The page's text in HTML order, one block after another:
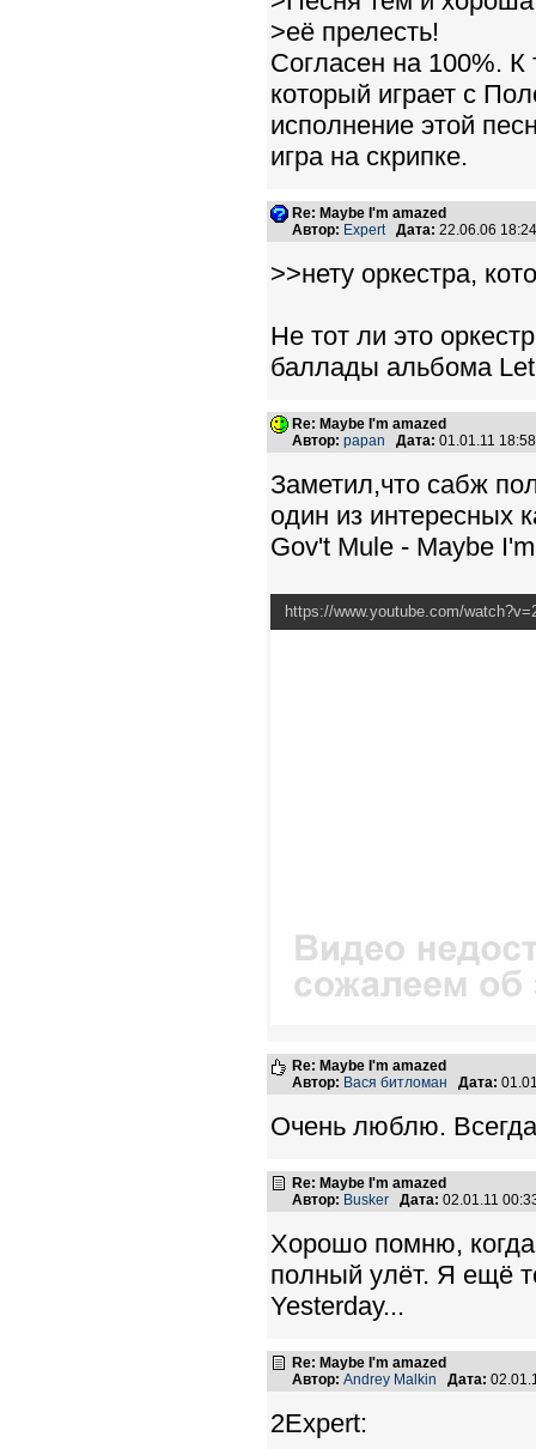
>её прелесть!
Согласен на 100%. К
который играет с
исполнение этой
игра на скрипке.
Re: Maybe I'm amazed
Автор: Expert Дата: 22.06.06
>>нету оркестра,
Не тот ли это
баллады альбома
Re: Maybe I'm amazed
Автор: papan Дата: 01.01.11
Заметил,что сабж
один из интересных
Gov't Mule - Maybe
https://www.youtube.com/
Re: Maybe I'm amazed
Автор: Вася битломан Дата:
Очень люблю.
Re: Maybe I'm amazed
Автор: Busker Дата: 02.01.11
Хорошо помню,
полный улёт. Я ещё
Yesterday...
Re: Maybe I'm amazed
Автор: Andrey Malkin Дата:
2Expert: